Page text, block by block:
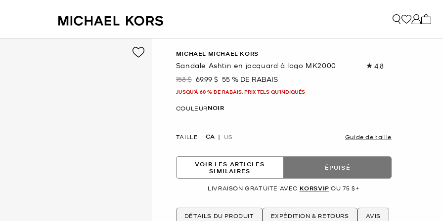
MICHAEL MICHAEL KORS
Sandale Ashtin en jacquard à logo MK2000 4.8Lire
page.
était
158 $ maintenant
69.99 $ 55 % DE RABAIS
JUSQU’À 60 % DE RABAIS. PRIX TELS QU'INDIQUÉS
COULEURNOIR
TAILLE CA US Guide de taille
VOIR LES ARTICLES
SIMILAIRES
ÉPUISÉ
LIVRAISON GRATUITE AVEC KORSVIP OU 75 $+
DÉTAILS DU PRODUIT EXPÉDITION & RETOURS AVIS